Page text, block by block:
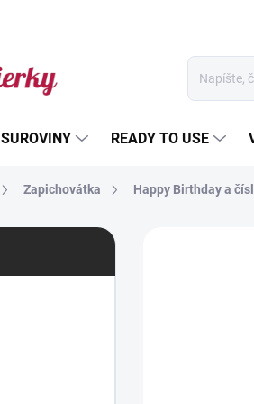
SUROVINY READY TO USE
Zapichovátka Happy Birthday a